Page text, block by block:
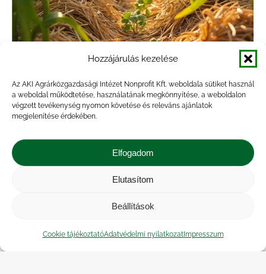
Hozzájárulás kezelése
Az AKI Agrárközgazdasági Intézet Nonprofit Kft. weboldala sütiket használ
a weboldal működtetése, használatának megkönnyítése, a weboldalon
végzett tevékenység nyomon követése és releváns ajánlatok
megjelenítése érdekében.
Elfogadom
Elutasítom
Beállítások
Cookie tájékoztatóAdatvédelmi nyilatkozatImpresszum
Utolsó helyek! Panelbeszélgetések a
regeneratív innovációs partnerségekről
2024. december 4-én
Hírek,Innováció,Projekt,Rendezvény Byveresa
Hogyan lesz egy ötletből innováció? Mit jelent
Milyen szerepe lehet ezeknek az